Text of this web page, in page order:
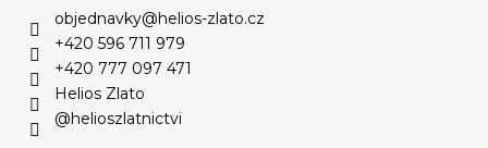
objednavky@helios-zlato.cz
+420 596 711 979
+420 777 097 471
Helios Zlato
@helioszlatnictvi